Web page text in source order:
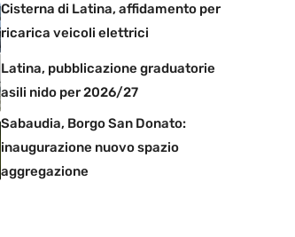
Cisterna di Latina, affidamento per
ricarica veicoli elettrici
Latina, pubblicazione graduatorie
asili nido per 2026/27
Sabaudia, Borgo San Donato:
inaugurazione nuovo spazio
aggregazione